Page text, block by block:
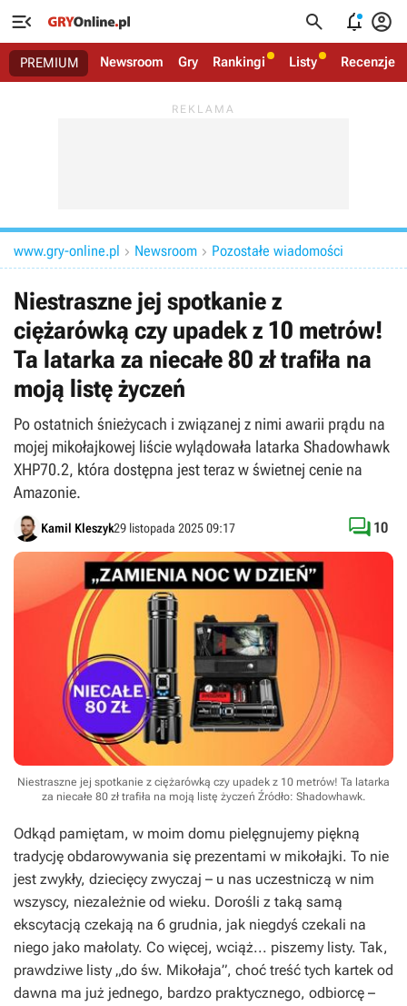
   
PREMIUM Newsroom Gry Rankingi Listy Recenzje
www.gry-online.pl  Newsroom  Pozostałe wiadomości
Niestraszne jej spotkanie z
ciężarówką czy upadek z 10 metrów!
Ta latarka za niecałe 80 zł trafiła na
moją listę życzeń
Po ostatnich śnieżycach i związanej z nimi awarii prądu na
mojej mikołajkowej liście wylądowała latarka Shadowhawk
XHP70.2, która dostępna jest teraz w świetnej cenie na
Amazonie.
Kamil Kleszyk29 listopada 2025 09:17  10
Niestraszne jej spotkanie z ciężarówką czy upadek z 10 metrów! Ta latarka
za niecałe 80 zł trafiła na moją listę życzeń Źródło: Shadowhawk.
Odkąd pamiętam, w moim domu pielęgnujemy piękną
tradycję obdarowywania się prezentami w mikołajki. To nie
jest zwykły, dziecięcy zwyczaj – u nas uczestniczą w nim
wszyscy, niezależnie od wieku. Dorośli z taką samą
ekscytacją czekają na 6 grudnia, jak niegdyś czekali na
niego jako małolaty. Co więcej, wciąż... piszemy listy. Tak,
prawdziwe listy „do św. Mikołaja”, choć treść tych kartek od
dawna ma już jednego, bardzo praktycznego, odbiorcę –